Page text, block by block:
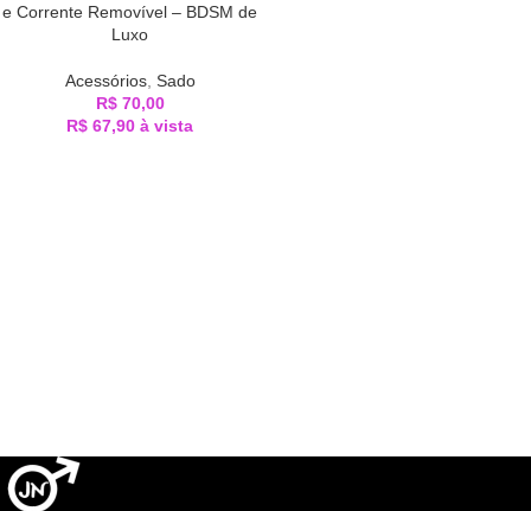
e Corrente Removível – BDSM de
Luxo
Acessórios, Sado
R$70,00
R$ 67,90 à vista